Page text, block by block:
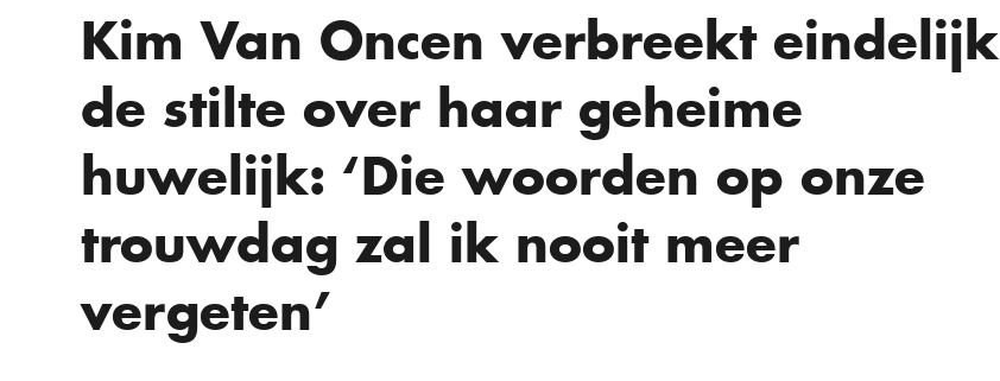
Kim Van Oncen verbreekt eindelijk
de stilte over haar geheime
huwelijk: ‘Die woorden op onze
trouwdag zal ik nooit meer
vergeten’